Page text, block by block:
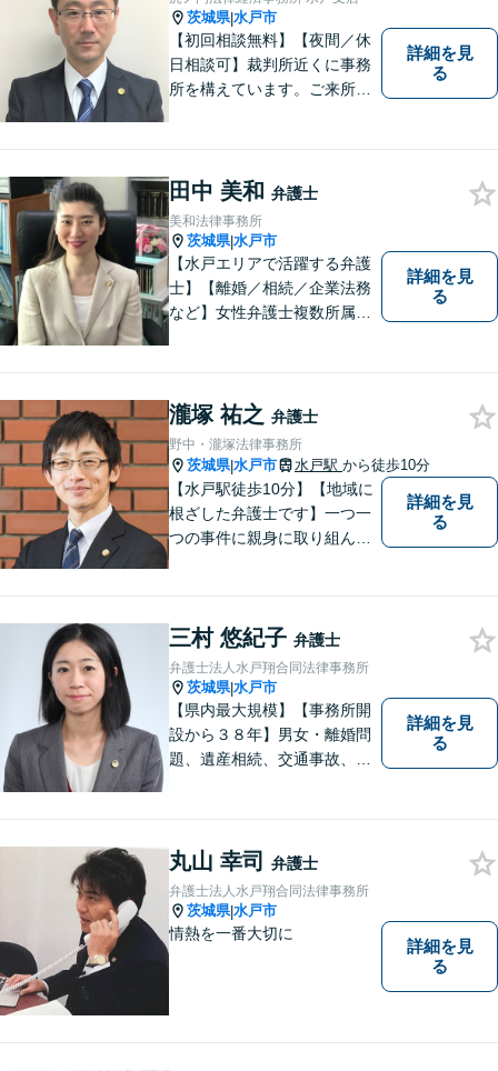
茨城県|水戸市
【初回相談無料】【夜間／休
日相談可】裁判所近くに事務
所を構えています。ご来所・
もに最善の解決を目指しま
す。
詳細を見
る
田中 美和 弁護士
美和法律事務所
茨城県|水戸市
【水戸エリアで活躍する弁護
士】【離婚／相続／企業法務
など】女性弁護士複数所属／
いたします。お困りごとがあ
ればお気軽にご相談くださ
い。
詳細を見
る
瀧塚 祐之 弁護士
野中・瀧塚法律事務所
茨城県|水戸市 水戸駅 から徒歩10分
【水戸駅徒歩10分】【地域に
根ざした弁護士です】一つ一
つの事件に親身に取り組んで
把握した上で、正当な権利を
守るために丁寧な対応を致し
ます。
詳細を見
る
三村 悠紀子 弁護士
弁護士法人水戸翔合同法律事務所
茨城県|水戸市
【県内最大規模】【事務所開
設から３８年】男女・離婚問
題、遺産相続、交通事故、労
りごとがあればお気軽にご相
談ください！お一人おひとり
に誠実に向き合います。
詳細を見
る
丸山 幸司 弁護士
弁護士法人水戸翔合同法律事務所
茨城県|水戸市
情熱を一番大切に
詳細を見
る